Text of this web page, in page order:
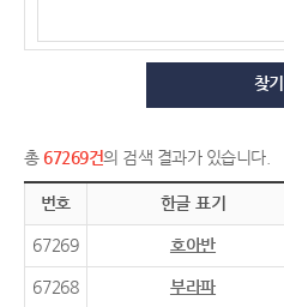
찾기
총 67269건의 검색 결과가 있습니다.
번호 한글 표기
67269 호아반
67268 부라파